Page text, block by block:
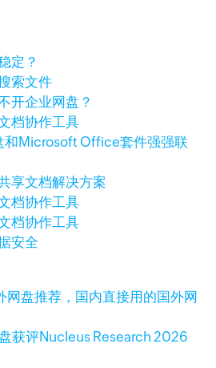
定？
索文件
开企业网盘？
档协作工具
和Microsoft Office套件强强联
享文档解决方案
档协作工具
档协作工具
安全
网盘推荐，国内直接用的国外网
获评Nucleus Research 2026